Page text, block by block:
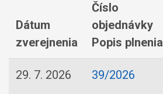
Dátum
zverejnenia
Číslo
objednávky
Popis plnenia
29. 7. 2026
39/2026